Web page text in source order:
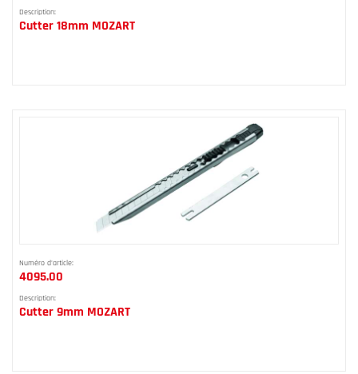
Description:
Cutter 18mm MOZART
Numéro d'article:
4095.00
Description:
Cutter 9mm MOZART